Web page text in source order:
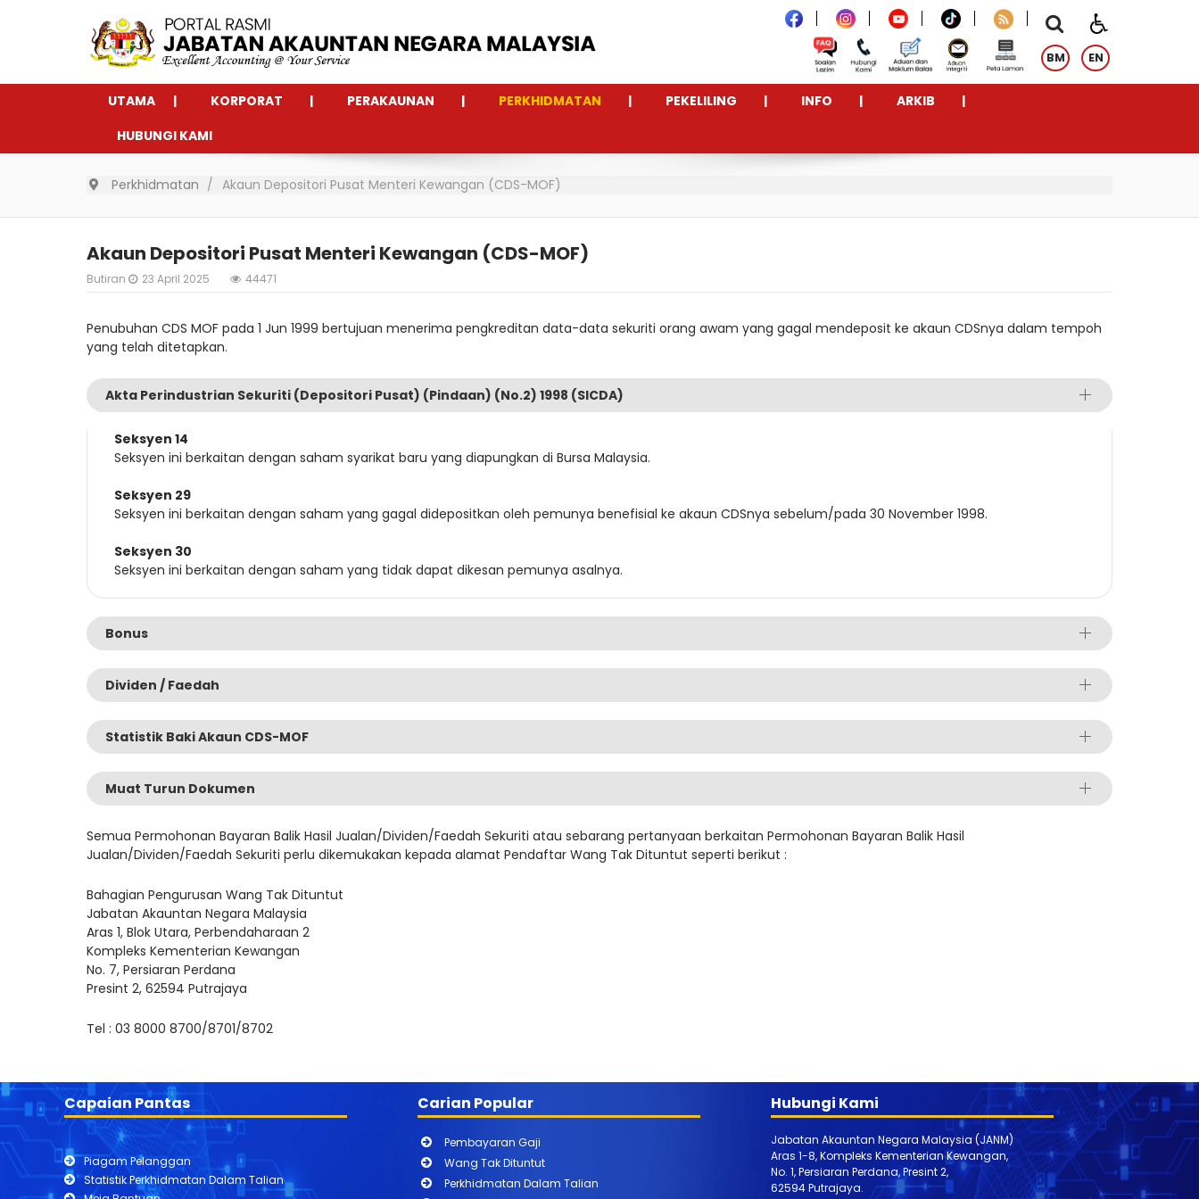
BM EN
UTAMA KORPORAT PERAKAUNAN PERKHIDMATAN PEKELILING INFO
ARKIB
HUBUNGI KAMI
Perkhidmatan Akaun Depositori Pusat Menteri Kewangan (CDS-MOF)
Akaun Depositori Pusat Menteri Kewangan (CDS-MOF)
Butiran 23 April 2025 44471
Penubuhan CDS MOF pada 1 Jun 1999 bertujuan menerima pengkreditan data-data sekuriti orang awam yang gagal mendeposit ke akaun CDSnya dalam tempoh
yang telah ditetapkan.
Akta Perindustrian Sekuriti (Depositori Pusat) (Pindaan) (No.2) 1998 (SICDA)
Seksyen 14
Seksyen ini berkaitan dengan saham syarikat baru yang diapungkan di Bursa Malaysia.
Seksyen 29
Seksyen ini berkaitan dengan saham yang gagal didepositkan oleh pemunya benefisial ke akaun CDSnya sebelum/pada 30 November 1998.
Seksyen 30
Seksyen ini berkaitan dengan saham yang tidak dapat dikesan pemunya asalnya.
Bonus
Dividen / Faedah
Statistik Baki Akaun CDS-MOF
Muat Turun Dokumen
Semua Permohonan Bayaran Balik Hasil Jualan/Dividen/Faedah Sekuriti atau sebarang pertanyaan berkaitan Permohonan Bayaran Balik Hasil
Jualan/Dividen/Faedah Sekuriti perlu dikemukakan kepada alamat Pendaftar Wang Tak Dituntut seperti berikut :
Bahagian Pengurusan Wang Tak Dituntut
Jabatan Akauntan Negara Malaysia
Aras 1, Blok Utara, Perbendaharaan 2
Kompleks Kementerian Kewangan
No. 7, Persiaran Perdana
Presint 2, 62594 Putrajaya
Tel : 03 8000 8700/8701/8702
Capaian Pantas
Piagam Pelanggan
Statistik Perkhidmatan Dalam Talian
Carian Popular
Pembayaran Gaji
Wang Tak Dituntut
Perkhidmatan Dalam Talian
Hubungi Kami
Jabatan Akauntan Negara Malaysia (JANM)
Aras 1-8, Kompleks Kementerian Kewangan,
No. 1, Persiaran Perdana, Presint 2,
62594 Putrajaya.